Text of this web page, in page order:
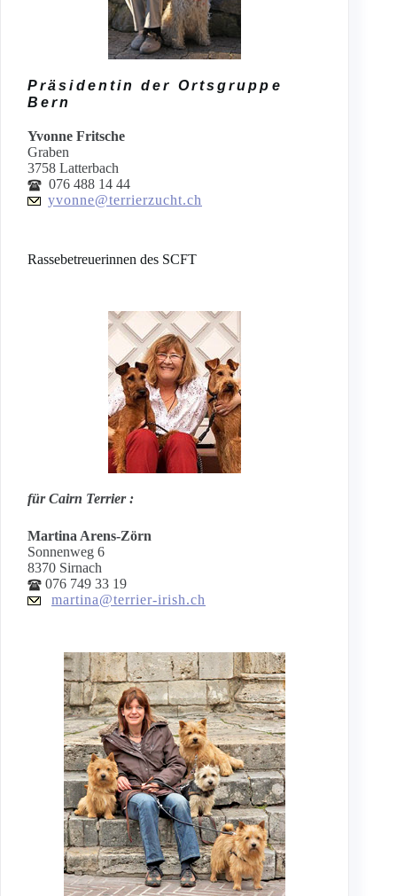
Präsidentin der Ortsgruppe
Bern
Yvonne Fritsche
Graben
3758 Latterbach
076 488 14 44
yvonne@terrierzucht.ch
Rassebetreuerinnen des SCFT
für Cairn Terrier :
Martina Arens-Zörn
Sonnenweg 6
8370 Sirnach
076 749 33 19
martina@terrier-irish.ch